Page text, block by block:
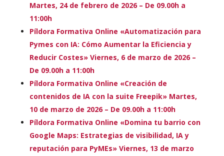
Martes, 24 de febrero de 2026 – De 09.00h a
11:00h
Píldora Formativa Online «Automatización para
Pymes con IA: Cómo Aumentar la Eficiencia y
Reducir Costes» Viernes, 6 de marzo de 2026 –
De 09.00h a 11:00h
Píldora Formativa Online «Creación de
contenidos de IA con la suite Freepik» Martes,
10 de marzo de 2026 – De 09.00h a 11:00h
Píldora Formativa Online «Domina tu barrio con
Google Maps: Estrategias de visibilidad, IA y
reputación para PyMEs» Viernes, 13 de marzo